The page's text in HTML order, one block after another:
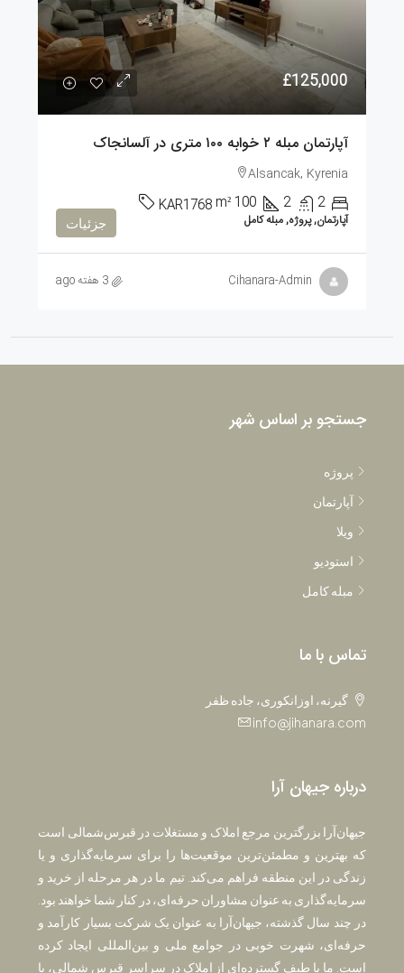
£125,000
آپارتمان مبله ۲ خوابه ۱۰۰ متری در آلسانجاک
Alsancak, Kyrenia
2
2
100
m²
KAR1768
آپارتمان, پروژه, مبله کامل جزئیات
Cihanara-Admin 3 هفته ago
جستجو بر اساس شهر
پروژه
آپارتمان
ویلا
استودیو
مبله کامل
تماس با ما
گیرنه، اوزانکوری، جاده ظفر
info@jihanara.com
درباره جیهان آرا
جیهان‌آرا بزرگترین مرجع املاک و مستغلات در قبرس‌شمالی است
که بهترین و مطمئن‌ترین موقعیت‌ها را برای سرمایه‌گذاری و یا
زندگی در این منطقه فراهم می‌کند. تیم ما در هر مرحله از خرید و
سرمایه‌گذاری به عنوان مشاوران حرفه‌ای، در کنار شما خواهند بود.
در چند سال گذشته، جیهان‌آرا به عنوان یک شرکت بسیار کارآمد و
حرفه‌ای، شهرت خوبی در جوامع ملی و بین‌المللی ایجاد کرده
است. ما با طیف گسترده‌ای از املاک در سراسر قبرس شمالی، با